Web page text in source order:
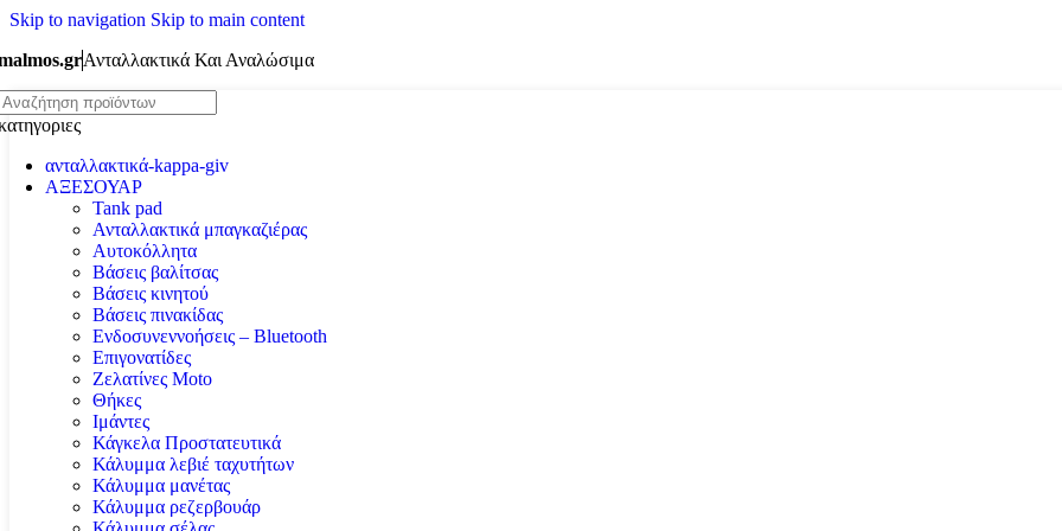
Skip to navigation Skip to main content
Ανταλλακτικά Και Αναλώσιμα
ανταλλακτικά-kappa-giv
ΑΞΕΣΟΥΑΡ
Tank pad
Ανταλλακτικά μπαγκαζιέρας
Αυτοκόλλητα
Βάσεις βαλίτσας
Βάσεις κινητού
Βάσεις πινακίδας
Ενδοσυνεννοήσεις – Bluetooth
Επιγονατίδες
Ζελατίνες Moto
Θήκες
Ιμάντες
Κάγκελα Προστατευτικά
Κάλυμμα λεβιέ ταχυτήτων
Κάλυμμα μανέτας
Κάλυμμα ρεζερβουάρ